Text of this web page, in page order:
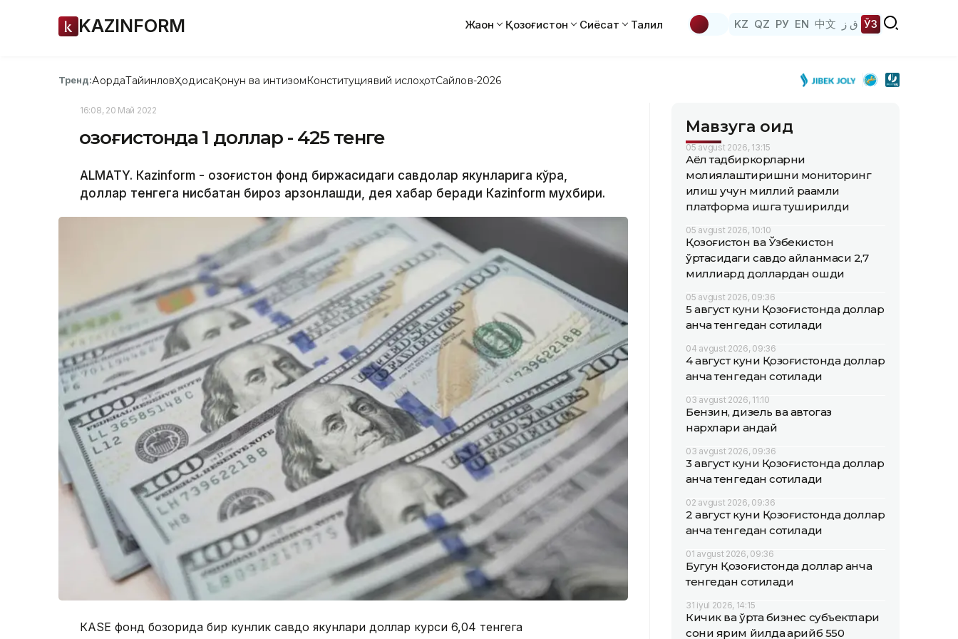
KAZINFORM Жаҳон Қозоғистон Сиёсат Таҳлил KZ QZ РУ EN 中文 ق ز ЎЗ
Тренд:АқордаТайинловҲодисаҚонун ва интизомКонституциявий ислоҳотСайлов-2026
16:08, 20 Май 2022
Қозоғистонда 1 доллар - 425 тенге
ALMATY. Кazinform - Қозоғистон фонд биржасидаги савдолар якунларига кўра,
доллар тенгега нисбатан бироз арзонлашди, дея хабар беради Кazinform мухбири.
КАSЕ фонд бозорида бир кунлик савдо якунлари доллар курси 6,04 тенгега
Мавзуга оид
05 avgust 2026, 13:15
Аёл тадбиркорларни
молиялаштиришни мониторинг
қилиш учун миллий рақамли
платформа ишга туширилди
05 avgust 2026, 10:10
Қозоғистон ва Ўзбекистон
ўртасидаги савдо айланмаси 2,7
миллиард доллардан ошди
05 avgust 2026, 09:36
5 август куни Қозоғистонда доллар
қанча тенгедан сотилади
04 avgust 2026, 09:36
4 август куни Қозоғистонда доллар
қанча тенгедан сотилади
03 avgust 2026, 11:10
Бензин, дизель ва автогаз
нархлари қандай
03 avgust 2026, 09:36
3 август куни Қозоғистонда доллар
қанча тенгедан сотилади
02 avgust 2026, 09:36
2 август куни Қозоғистонда доллар
қанча тенгедан сотилади
01 avgust 2026, 09:36
Бугун Қозоғистонда доллар қанча
тенгедан сотилади
31 iyul 2026, 14:15
Кичик ва ўрта бизнес субъектлари
сони ярим йилда қарийб 550